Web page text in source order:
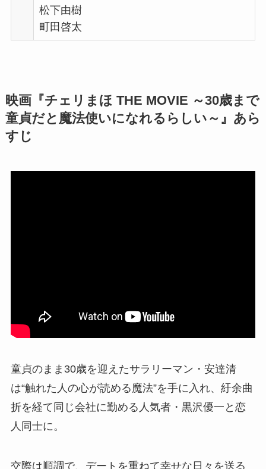
松下由樹
町田啓太
映画『チェリまほ THE MOVIE ～30歳まで
童貞だと魔法使いになれるらしい～』あら
すじ
童貞のまま30歳を迎えたサラリーマン・安達清
は“触れた人の心が読める魔法”を手に入れ、紆余曲
折を経て同じ会社に勤める人気者・黒沢優一と恋
人同士に。
交際は順調で、デートを重ねて幸せな日々を送る